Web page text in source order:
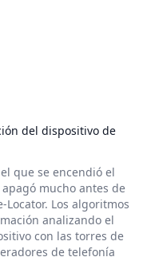
del dispositivo de
que se encendió el
mucho antes de
Los algoritmos
analizando el
con las torres de
de telefonía